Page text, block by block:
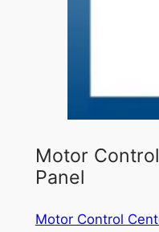
Motor
Panel
Motor Control